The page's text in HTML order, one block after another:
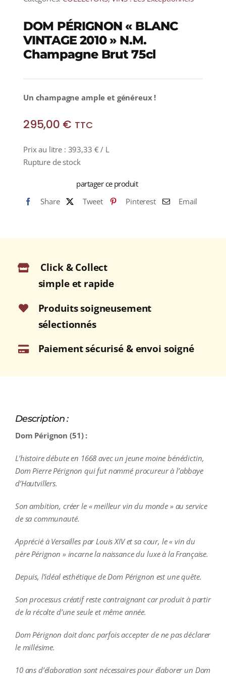
DOM PÉRIGNON « BLANC
VINTAGE 2010 » N.M.
Champagne Brut 75cl
Un champagne ample et généreux !
295,00 € TTC
Prix au litre : 393,33 € / L
Rupture de stock
partager ce produit
Share
Tweet Pinterest Email
Click & Collect
simple et rapide
Produits soigneusement
sélectionnés
Paiement sécurisé & envoi soigné
Description :
Dom Pérignon (51) :
L’histoire débute en 1668 avec un jeune moine bénédictin,
Dom Pierre Pérignon qui fut nommé procureur à l’abbaye
d’Hautvillers.
Son ambition, créer le « meilleur vin du monde » au service
de sa communauté.
Apprécié à Versailles par Louis XIV et sa cour, le « vin du
père Pérignon » incarne la naissance du luxe à la Française.
Depuis, l’idéal esthétique de Dom Pérignon est une quête.
Son processus créatif reste contraignant car produit à partir
de la récolte d’une seule et même année.
Dom Pérignon doit donc parfois accepter de ne pas déclarer
le millésime.
10 ans d’élaboration sont nécessaires pour élaborer un Dom